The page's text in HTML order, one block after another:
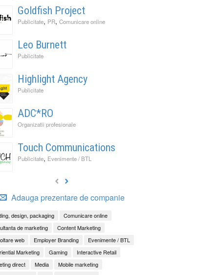
Goldfish Project
Publicitate, PR, Comunicare online
Leo Burnett
Publicitate
Highlight Agency
Publicitate
ADC*RO
Organizatii profesionale
Touch Communications
Publicitate, Evenimente / BTL
Adauga prezentare de companie
design, packaging
Comunicare online
de marketing
Content Marketing
web
Employer Branding
Evenimente / BTL
Marketing
Gaming
Interactive Retail
direct
Media
Mobile marketing